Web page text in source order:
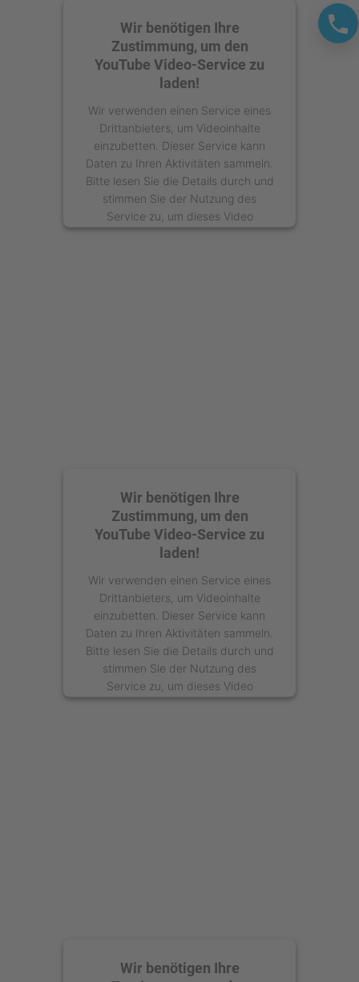
Wir benötigen Ihre
Zustimmung, um den
YouTube Video-Service zu
laden!
Wir verwenden einen Service eines
Drittanbieters, um Videoinhalte
einzubetten. Dieser Service kann
Daten zu Ihren Aktivitäten sammeln.
Bitte lesen Sie die Details durch und
stimmen Sie der Nutzung des
Service zu, um dieses Video
anzusehen.
Wir benötigen Ihre
Zustimmung, um den
YouTube Video-Service zu
laden!
Wir verwenden einen Service eines
Drittanbieters, um Videoinhalte
einzubetten. Dieser Service kann
Daten zu Ihren Aktivitäten sammeln.
Bitte lesen Sie die Details durch und
stimmen Sie der Nutzung des
Service zu, um dieses Video
anzusehen.
Wir benötigen Ihre